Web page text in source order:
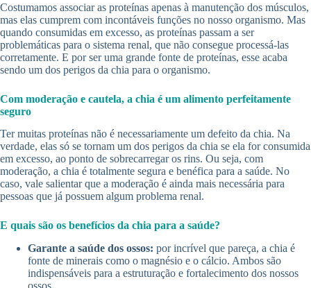
Costumamos associar as proteínas apenas à manutenção dos músculos,
mas elas cumprem com incontáveis funções no nosso organismo. Mas
quando consumidas em excesso, as proteínas passam a ser
problemáticas para o sistema renal, que não consegue processá-las
corretamente. E por ser uma grande fonte de proteínas, esse acaba
sendo um dos perigos da chia para o organismo.
Com moderação e cautela, a chia é um alimento perfeitamente
seguro
Ter muitas proteínas não é necessariamente um defeito da chia. Na
verdade, elas só se tornam um dos perigos da chia se ela for consumida
em excesso, ao ponto de sobrecarregar os rins. Ou seja, com
moderação, a chia é totalmente segura e benéfica para a saúde. No
caso, vale salientar que a moderação é ainda mais necessária para
pessoas que já possuem algum problema renal.
E quais são os benefícios da chia para a saúde?
Garante a saúde dos ossos: por incrível que pareça, a chia é
fonte de minerais como o magnésio e o cálcio. Ambos são
indispensáveis para a estruturação e fortalecimento dos nossos